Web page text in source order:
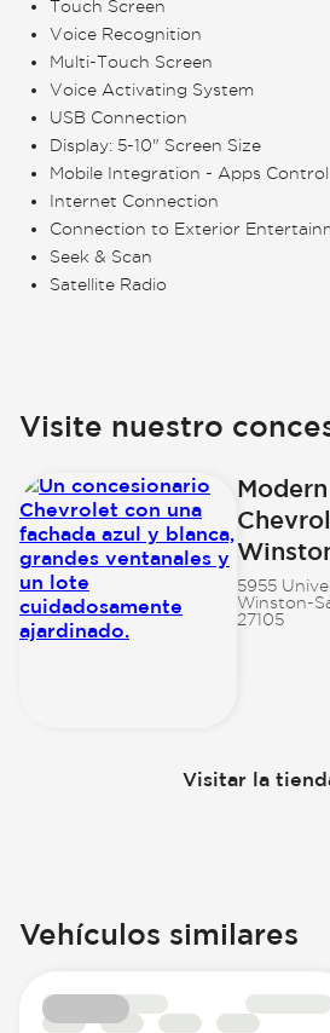
Touch Screen
Voice Recognition
Multi-Touch Screen
Voice Activating System
USB Connection
Display: 5-10" Screen Size
Mobile Integration - Apps Control
Internet Connection
Connection to Exterior
Seek & Scan
Satellite Radio
Visite nuestro
Modern
5955
Winston-
27105
Visitar la
Vehículos similares